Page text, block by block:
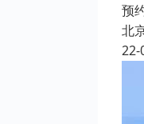
预
北
22-